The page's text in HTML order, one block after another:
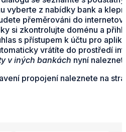
vyberte z nabídky bank a
přeměrováni do
si zkontrolujte doménu a
s přístupem k účtu pro
vrátíte do prostředí
v iných bankách nyní
propojení naleznete na